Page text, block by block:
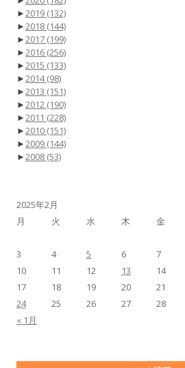
►2019 (132)
►2018 (144)
►2017 (199)
►2016 (256)
►2015 (133)
►2014(98)
►2013 (151)
►2012 (190)
►2011 (228)
►2010 (151)
►2009 (144)
►2008 (53)
2025年2月
月
火 水 木 金
« 1月
3
4 5 6 7
10
11 12 13 14
17
18 19 20 21
24
25 26 27 28